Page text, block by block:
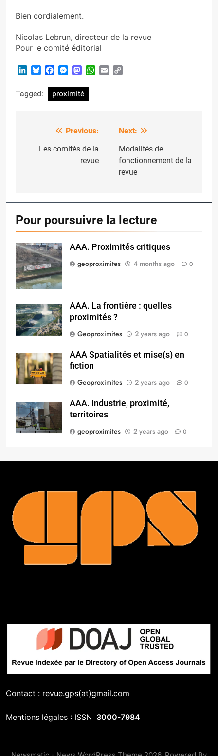
Bien cordialement.
Nicolas Lebrun, directeur de la revue
Pour le comité éditorial
LinkedInBlueskyFacebook
Messenger
Mastodon
WhatsApp
Email
Tagged: proximité
navigation
Previous:
Les comités de la
revue
Next:
Modalités de
fonctionnement de la
revue
Pour poursuivre la lecture
oplus_32
AAA. Proximités critiques
geoproximites
4 months ago 0
AAA. La frontière : quelles
proximités ?
Geoproximites
2 years ago 0
AAA Spatialités et mise(s) en
fiction
Geoproximites
2 years ago 0
AAA. Industrie, proximité,
territoires
geoproximites
2 years ago 0
Contact : revue.gps(at)gmail.com
Mentions légales : ISSN 3000-7984